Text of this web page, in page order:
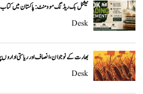
نیشنل بک ریڈنگ موومنٹ: پاکستان میں کتاب
Desk
بھارت کے نوجوان، انصاف اور ریاستی اداروں
Desk